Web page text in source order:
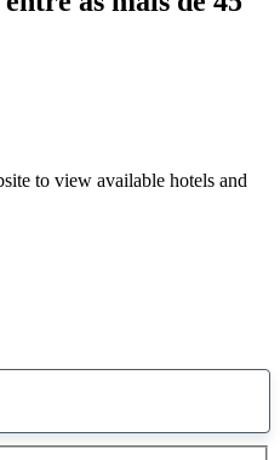
to view available hotels and
sugestão
encontrada